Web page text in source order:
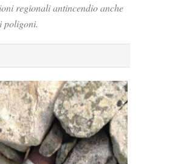
regionali antincendio anche
poligoni.